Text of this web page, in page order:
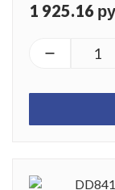
1 925.16